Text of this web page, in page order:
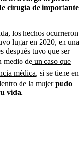
cirugía de importante
los hechos ocurrieron
lugar en 2020, en una
después tuvo que ser
medio de un caso que
médica, si se tiene en
de la mujerpudo
vida.